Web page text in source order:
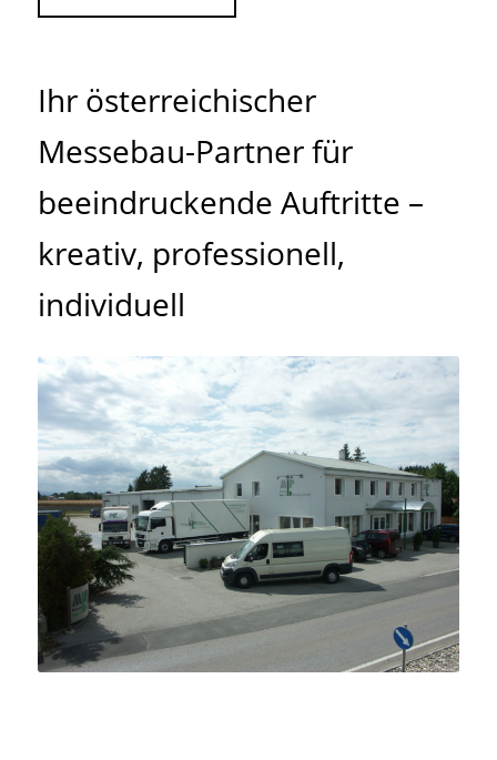
Ihr österreichischer
Messebau-Partner für
beeindruckende Auftritte –
kreativ, professionell,
individuell